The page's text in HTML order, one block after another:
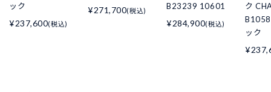
ック
¥237,600(税込)
¥271,700(税込)
B23239 10601
¥284,900(税込)
ク
ック